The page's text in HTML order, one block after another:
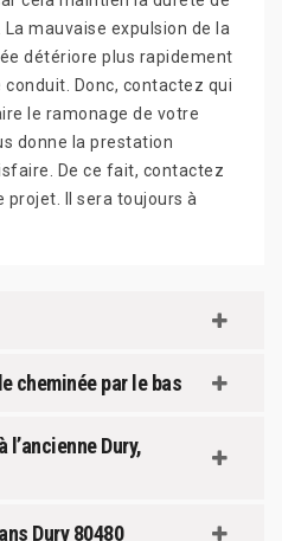
mauvaise expulsion de la
détériore plus rapidement
Donc, contactez qui
le ramonage de votre
donne la prestation
De ce fait, contactez
Il sera toujours à
cheminée par le bas
l’ancienne Dury,
Dury 80480